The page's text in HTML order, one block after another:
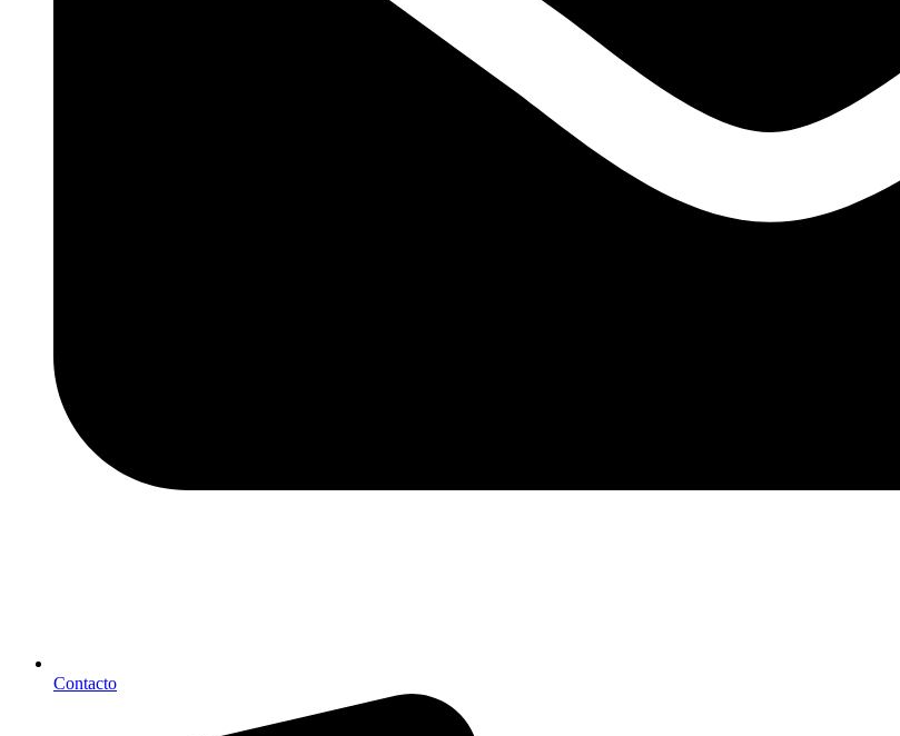
Contacto